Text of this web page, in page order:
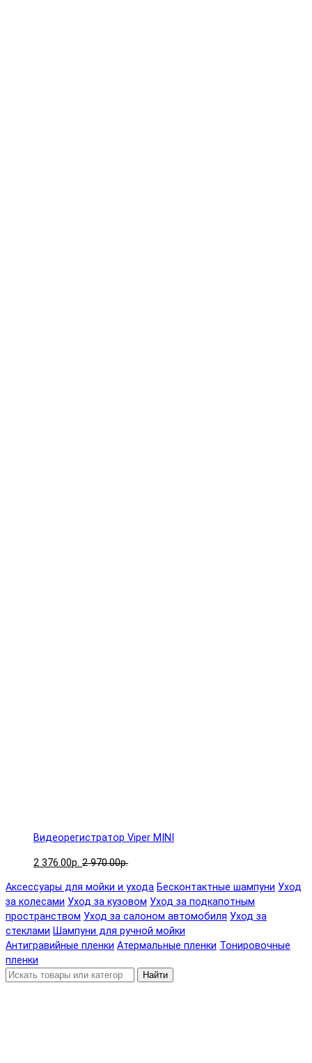
Видеорегистратор Viper MINI
2 376.00р. 2 970.00р.
Аксессуары для мойки и ухода Бесконтактные шампуни Уход
за колесами Уход за кузовом Уход за подкапотным
пространством Уход за салоном автомобиля Уход за
стеклами Шампуни для ручной мойки
Антигравийные пленки Атермальные пленки Тонировочные
пленки
Найти